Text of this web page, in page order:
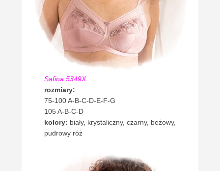
Safina 5349X
rozmiary:
75-100 A-B-C-D-E-F-G
105 A-B-C-D
kolory: biały, krystaliczny, czarny, beżowy,
pudrowy róż